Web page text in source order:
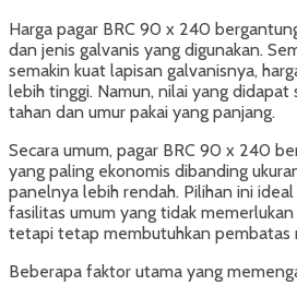
Harga pagar BRC 90 x 240
dan jenis galvanis yang digunakan.
semakin kuat lapisan galvanisnya,
lebih tinggi. Namun, nilai yang
tahan dan umur pakai yang panjang.
Secara umum, pagar BRC 90 x 240
yang paling ekonomis dibanding
panelnya lebih rendah. Pilihan ini
fasilitas umum yang tidak
tetapi tetap membutuhkan pembatas
Beberapa faktor utama yang